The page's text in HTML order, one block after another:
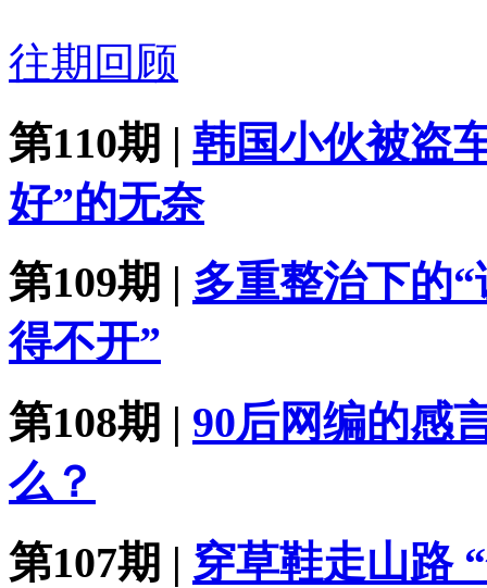
往期回顾
第110期 | 韩国小伙被盗
好”的无奈
第109期 | 多重整治下的
得不开”
第108期 | 90后网编的感
么？
第107期 | 穿草鞋走山路